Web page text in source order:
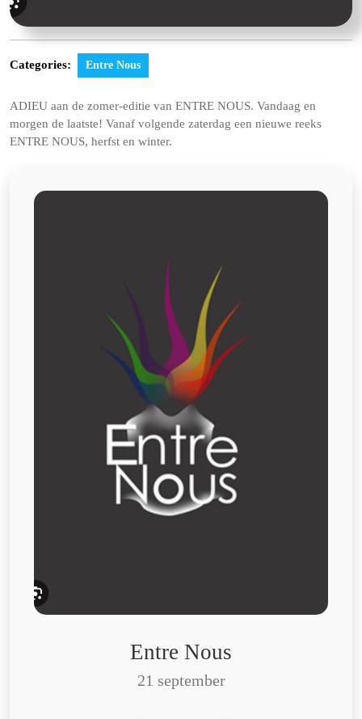
Categories: Entre Nous
ADIEU aan de zomer-editie van ENTRE NOUS. Vandaag en
morgen de laatste! Vanaf volgende zaterdag een nieuwe reeks
ENTRE NOUS, herfst en winter.
Entre Nous
21 september